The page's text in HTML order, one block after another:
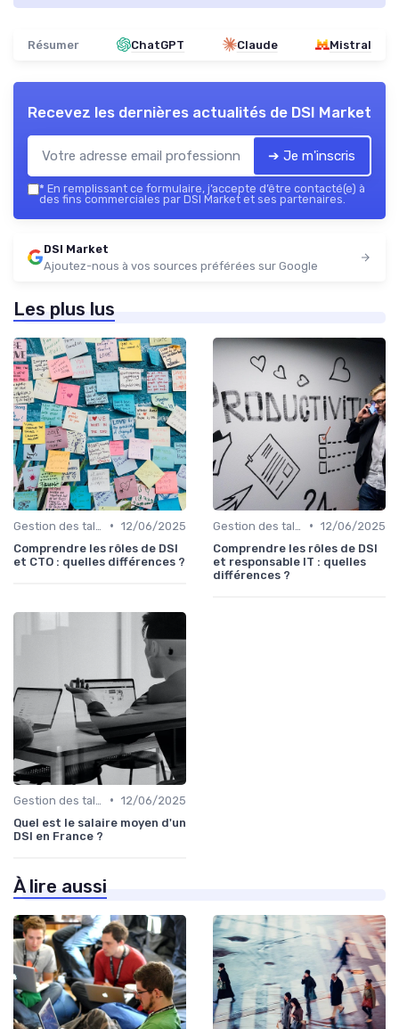
Résumer ChatGPT Claude Mistral
Recevez les dernières actualités de DSI Market
➔ Je m'inscris
* En remplissant ce formulaire, j’accepte d’être contacté(e) à
des fins commerciales par DSI Market et ses partenaires.
DSI Market
Ajoutez-nous à vos sources préférées sur Google
Les plus lus
• 12/06/2025
Comprendre les rôles de DSI
et CTO : quelles différences ?
• 12/06/2025
Comprendre les rôles de DSI
et responsable IT : quelles
différences ?
• 12/06/2025
Quel est le salaire moyen d'un
DSI en France ?
À lire aussi